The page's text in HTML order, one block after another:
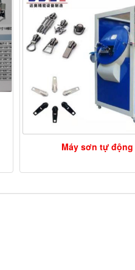
Máy sơn tự động